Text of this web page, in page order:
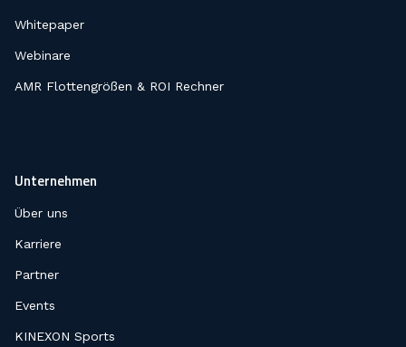
Whitepaper
Webinare
AMR Flottengrößen & ROI Rechner
Unternehmen
Über uns
Karriere
Partner
Events
KINEXON Sports